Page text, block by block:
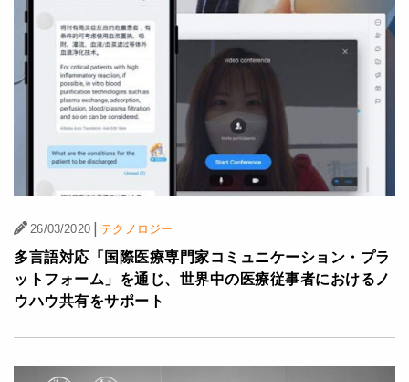
26/03/2020 | テクノロジー
多言語対応「国際医療専門家コミュニケーション・プラ
ットフォーム」を通じ、世界中の医療従事者におけるノ
ウハウ共有をサポート